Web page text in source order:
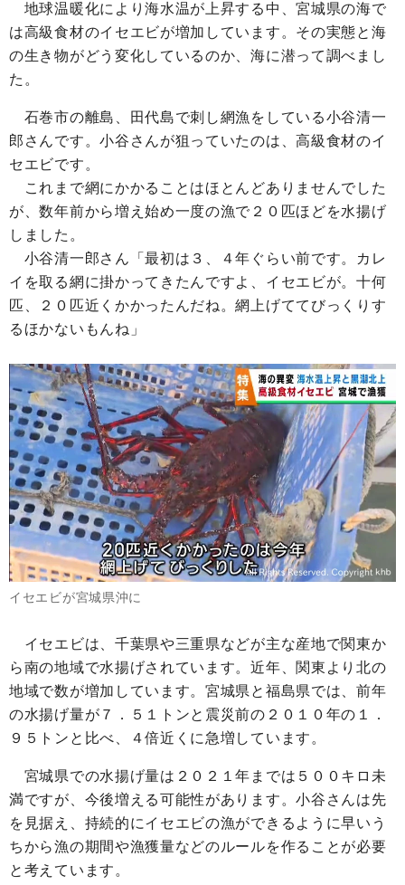
地球温暖化により海水温が上昇する中、宮城県の海で
は高級食材のイセエビが増加しています。その実態と海
の生き物がどう変化しているのか、海に潜って調べまし
た。
石巻市の離島、田代島で刺し網漁をしている小谷清一
郎さんです。小谷さんが狙っていたのは、高級食材のイ
セエビです。
これまで網にかかることはほとんどありませんでした
が、数年前から増え始め一度の漁で２０匹ほどを水揚げ
しました。
小谷清一郎さん「最初は３、４年ぐらい前です。カレ
イを取る網に掛かってきたんですよ、イセエビが。十何
匹、２０匹近くかかったんだね。網上げててびっくりす
るほかないもんね」
イセエビが宮城県沖に
イセエビは、千葉県や三重県などが主な産地で関東か
ら南の地域で水揚げされています。近年、関東より北の
地域で数が増加しています。宮城県と福島県では、前年
の水揚げ量が７．５１トンと震災前の２０１０年の１．
９５トンと比べ、４倍近くに急増しています。
宮城県での水揚げ量は２０２１年までは５００キロ未
満ですが、今後増える可能性があります。小谷さんは先
を見据え、持続的にイセエビの漁ができるように早いう
ちから漁の期間や漁獲量などのルールを作ることが必要
と考えています。